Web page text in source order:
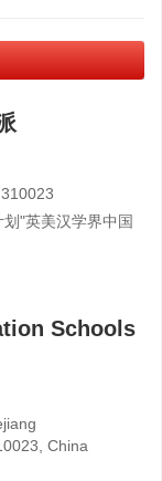
"英美汉学界中国
Schools
China